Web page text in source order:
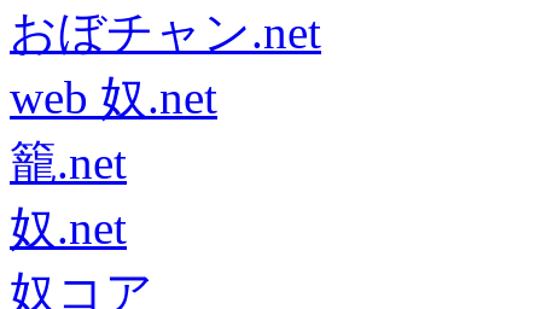
おぼチャン.net
web 奴.net
籠.net
奴.net
奴コア